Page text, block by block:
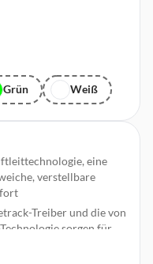
eine
verstellbare
Treiber und die von
sorgen für
Höhen
Grün Weiß